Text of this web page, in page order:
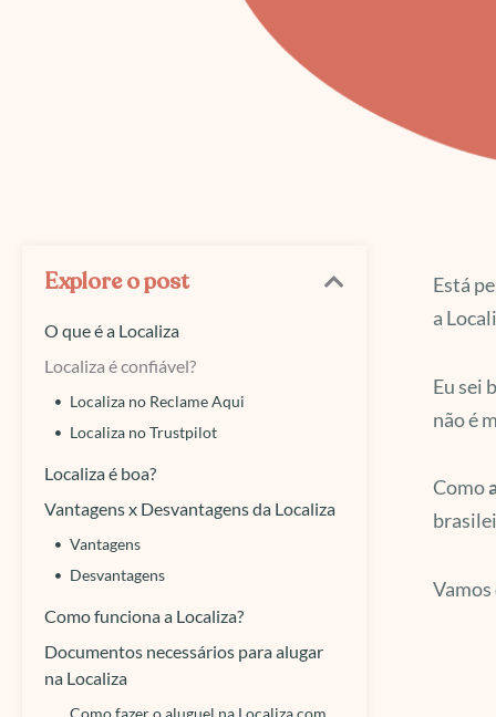
Explore o post
O que é a Localiza
Localiza é confiável?
Localiza no Reclame Aqui
Localiza no Trustpilot
Localiza é boa?
Vantagens x Desvantagens da Localiza
Vantagens
Desvantagens
Como funciona a Localiza?
Documentos necessários para alugar
na Localiza
Como fazer o aluguel na Localiza com
Está
a
Eu sei
não é
Como